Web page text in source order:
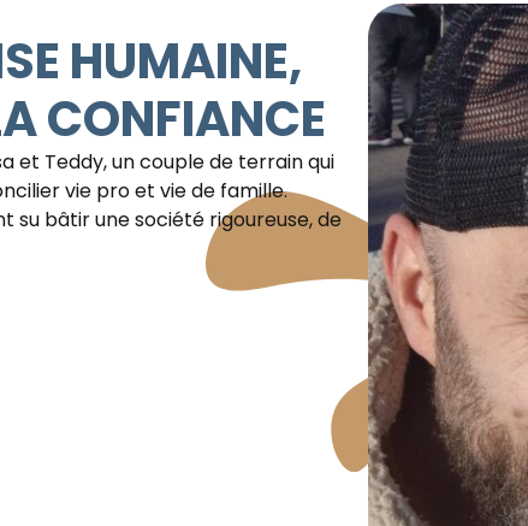
HUMAINE,
CONFIANCE
et Teddy, un couple de terrain qui
vie pro et vie de famille.
su bâtir une société rigoureuse, de